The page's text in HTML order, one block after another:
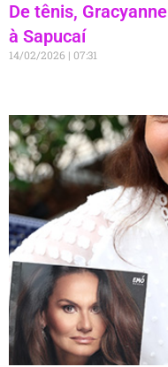
De tênis,
à Sapucaí
14/02/2026 07:31